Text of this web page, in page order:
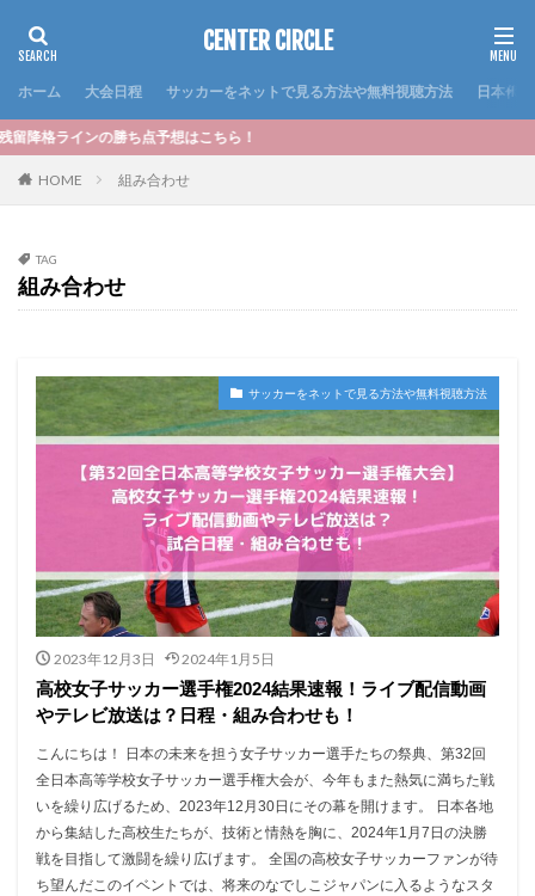
CENTER CIRCLE
ホーム 大会日程 サッカーをネットで見る方法や無料視聴方法 日本代表
ちら！
HOME 組み合わせ
TAG
組み合わせ
サッカーをネットで見る方法や無料視聴方法
2023年12月3日 2024年1月5日
高校女子サッカー選手権2024結果速報！ライブ配信動画
やテレビ放送は？日程・組み合わせも！
こんにちは！ 日本の未来を担う女子サッカー選手たちの祭典、第32回
全日本高等学校女子サッカー選手権大会が、今年もまた熱気に満ちた戦
いを繰り広げるため、2023年12月30日にその幕を開けます。 日本各地
から集結した高校生たちが、技術と情熱を胸に、2024年1月7日の決勝
戦を目指して激闘を繰り広げます。 全国の高校女子サッカーファンが待
ち望んだこのイベントでは、将来のなでしこジャパンに入るようなスタ